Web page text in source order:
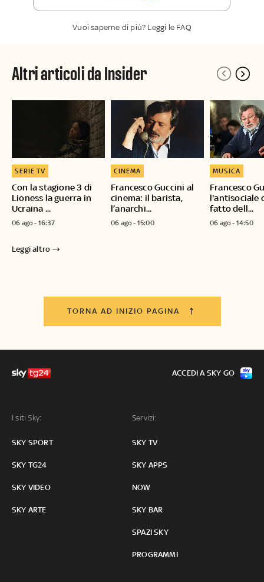
Vuoi saperne di più? Leggi le FAQ
Altri articoli da Insider
Con la stagione 3 di
Lioness la guerra in
Ucraina ...
SERIE TV
06 ago - 16:37
Francesco Guccini al
cinema: il barista,
l’anarchi...
CINEMA
06 ago - 15:00
Francesco
l'antisociale
fatto dell...
MUSICA
06 ago - 14:50
Leggi altro
TORNA AD INIZIO PAGINA
I siti Sky:
SKY SPORT
SKY TG24
SKY VIDEO
SKY ARTE
Servizi:
SKY TV
SKY APPS
NOW
SKY BAR
SPAZI SKY
PROGRAMMI
ACCEDI A SKY GO